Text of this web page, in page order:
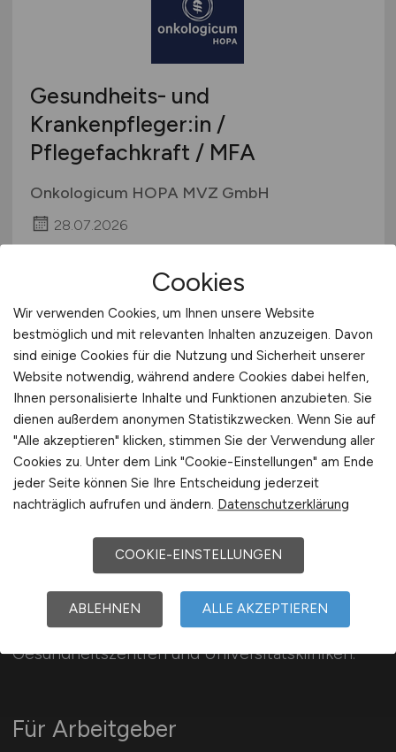
Technische Berufe & IT
Verwaltung
Sonstige
Studentenjobs / Werkstudenten
Mecklenburg-Vorpommern
Niedersachsen
Nordrhein-Westfalen
Saarland
Sachsen
Sachsen-Anhalt
Schleswig-Holstein
Deutschlandweit
Österreich
Schweiz
Europa
Gesundheits- und
Krankenpfleger:in /
Pflegefachkraft / MFA
Onkologicum HOPA MVZ GmbH
28.07.2026
1
KLINIK.JOBS
7.977 aktuelle Jobs in Krankenhäusern, Kliniken,
Gesundheitszentren und Universitätskliniken.
Für Arbeitgeber
Cookies
Wir verwenden Cookies, um Ihnen unsere Website
bestmöglich und mit relevanten Inhalten anzuzeigen. Davon
sind einige Cookies für die Nutzung und Sicherheit unserer
Website notwendig, während andere Cookies dabei helfen,
Ihnen personalisierte Inhalte und Funktionen anzubieten. Sie
dienen außerdem anonymen Statistikzwecken. Wenn Sie auf
"Alle akzeptieren" klicken, stimmen Sie der Verwendung aller
Cookies zu. Unter dem Link "Cookie-Einstellungen" am Ende
jeder Seite können Sie Ihre Entscheidung jederzeit
nachträglich aufrufen und ändern. Datenschutzerklärung
COOKIE-EINSTELLUNGEN
ABLEHNEN ALLE AKZEPTIEREN